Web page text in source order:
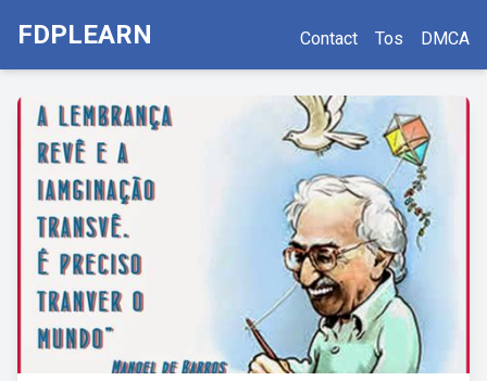
FDPLEARN Contact Tos DMCA